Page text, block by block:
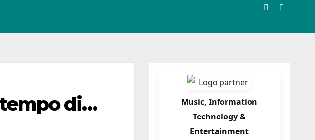
tempo di…
Music, Information
Technology &
Entertainment